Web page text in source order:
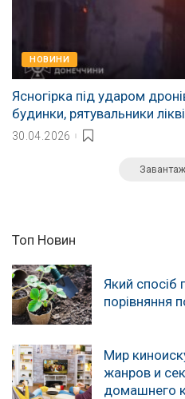
НОВИНИ
Ясногірка під ударом
будинки, рятувальники
30.04.2026
Топ Новин
Який спосіб
порівняння
Мир
жанров и
домашнего